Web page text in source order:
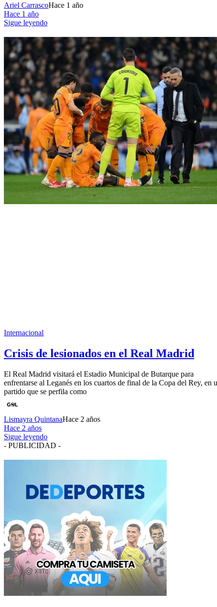
Ariel CarrascoHace 1 año
Hace 1 año
Sigue leyendo
Internacional
Crisis de lesionados en el Real Madrid
El Real Madrid visitará el Estadio Municipal de Butarque para
enfrentarse al Leganés en los cuartos de final de la Copa del Rey, en
partido que se perfila como
Lismayra QuintanaHace 2 años
Hace 2 años
Sigue leyendo
- PUBLICIDAD -